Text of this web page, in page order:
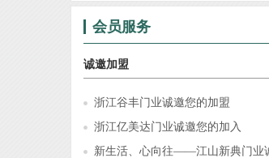
会员服务
诚邀加盟
浙江谷丰门业诚邀您的加盟
浙江亿美达门业诚邀您的加入
新生活、心向往——江山新典门业